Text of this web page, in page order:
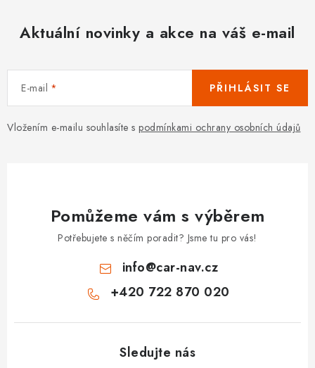
Aktuální novinky a akce na váš e-mail
E-mail
Vložením e-mailu souhlasíte s podmínkami ochrany osobních údajů
PŘIHLÁSIT SE
Pomůžeme vám s výběrem
Potřebujete s něčím poradit? Jsme tu pro vás!
info@car-nav.cz
+420 722 870 020